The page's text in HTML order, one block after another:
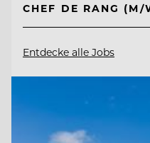
CHEF DE RANG (M/
Entdecke alle Jobs